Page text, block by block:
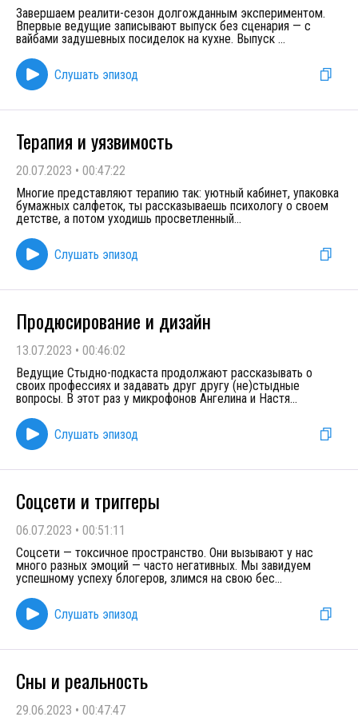
Завершаем реалити-сезон долгожданным экспериментом.
Впервые ведущие записывают выпуск без сценария — с
вайбами задушевных посиделок на кухне. Выпуск ...
Слушать эпизод
Терапия и уязвимость
20.07.2023 • 00:47:22
Многие представляют терапию так: уютный кабинет, упаковка
бумажных салфеток, ты рассказываешь психологу о своем
детстве, а потом уходишь просветленный...
Слушать эпизод
Продюсирование и дизайн
13.07.2023 • 00:46:02
Ведущие Стыдно-подкаста продолжают рассказывать о
своих профессиях и задавать друг другу (не)стыдные
вопросы. В этот раз у микрофонов Ангелина и Настя...
Слушать эпизод
Соцсети и триггеры
06.07.2023 • 00:51:11
Соцсети — токсичное пространство. Они вызывают у нас
много разных эмоций — часто негативных. Мы завидуем
успешному успеху блогеров, злимся на свою бес...
Слушать эпизод
Сны и реальность
29.06.2023 • 00:47:47